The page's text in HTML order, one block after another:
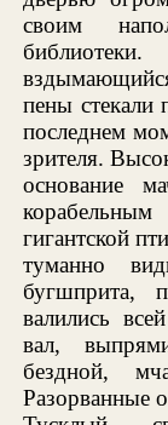
своим
пены стекали
последнем
зрителя.
основание
гигантской
туманно
бугшприта,
валились
вал,
бездной,
Разорванные